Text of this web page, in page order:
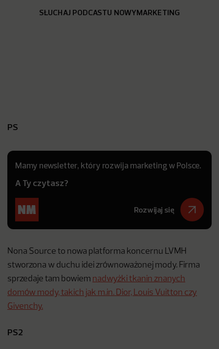
SŁUCHAJ PODCASTU NOWYMARKETING
PS
Mamy newsletter, który rozwija marketing w Polsce.
A Ty czytasz?
Rozwijaj się
Nona Source to nowa platforma koncernu LVMH
stworzona w duchu idei zrównoważonej mody. Firma
sprzedaje tam bowiem nadwyżki tkanin znanych
domów mody, takich jak m.in. Dior, Louis Vuitton czy
Givenchy.
PS2